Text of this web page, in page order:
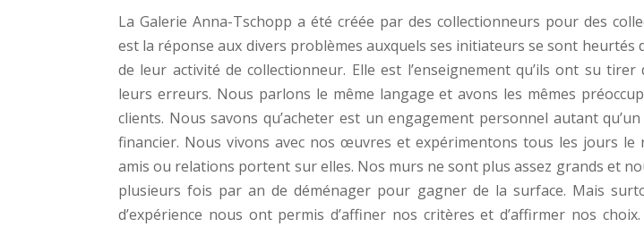
La Galerie Anna-Tschopp a été créée par des collectionneurs pour des
est la réponse aux divers problèmes auxquels ses initiateurs se sont heurtés
de leur activité de collectionneur. Elle est l’enseignement qu’ils ont su tirer
leurs erreurs. Nous parlons le même langage et avons les mêmes
clients. Nous savons qu’acheter est un engagement personnel autant
financier. Nous vivons avec nos œuvres et expérimentons tous les jours le
amis ou relations portent sur elles. Nos murs ne sont plus assez grands et
plusieurs fois par an de déménager pour gagner de la surface. Mais
d’expérience nous ont permis d’affiner nos critères et d’affirmer nos